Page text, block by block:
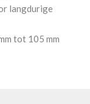
langdurige
tot 105 mm